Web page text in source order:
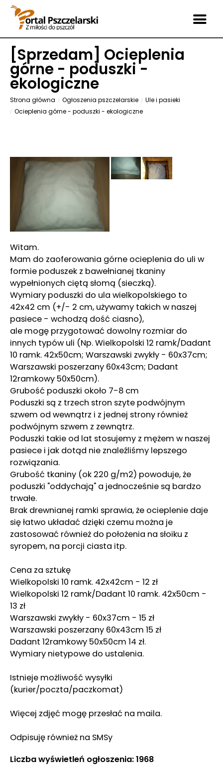
[Sprzedam] Ocieplenia
górne - poduszki -
ekologiczne
Strona główna Ogłoszenia pszczelarskie
Ule i pasieki
Ocieplenia górne - poduszki - ekologiczne
Witam.
Mam do zaoferowania górne ocieplenia do uli w
formie poduszek z bawełnianej tkaniny
wypełnionych ciętą słomą (sieczką).
Wymiary poduszki do ula wielkopolskiego to
42x42 cm (+/- 2 cm, używamy takich w naszej
pasiece - wchodzą dość ciasno),
ale mogę przygotować dowolny rozmiar do
innych typów uli (Np. Wielkopolski 12 ramk/Dadant
10 ramk. 42x50cm; Warszawski zwykły - 60x37cm;
Warszawski poszerzany 60x43cm; Dadant
12ramkowy 50x50cm).
Grubość poduszki około 7-8 cm
Poduszki są z trzech stron szyte podwójnym
szwem od wewnątrz i z jednej strony również
podwójnym szwem z zewnątrz.
Poduszki takie od lat stosujemy z mężem w naszej
pasiece i jak dotąd nie znaleźliśmy lepszego
rozwiązania.
Grubość tkaniny (ok 220 g/m2) powoduje, że
poduszki "oddychają" a jednocześnie są bardzo
trwałe.
Brak drewnianej ramki sprawia, że ocieplenie daje
się łatwo układać dzięki czemu można je
zastosować również do położenia na słoiku z
syropem, na porcji ciasta itp.
Cena za sztukę
Wielkopolski 10 ramk. 42x42cm - 12 zł
Wielkopolski 12 ramk/Dadant 10 ramk. 42x50cm -
13 zł
Warszawski zwykły - 60x37cm - 15 zł
Warszawski poszerzany 60x43cm 15 zł
Dadant 12ramkowy 50x50cm 14 zł.
Wymiary nietypowe do ustalenia.
Istnieje możliwość wysyłki
(kurier/poczta/paczkomat)
Więcej zdjęć mogę przesłać na maila.
Odpisuję również na SMSy
Liczba wyświetleń ogłoszenia: 1968